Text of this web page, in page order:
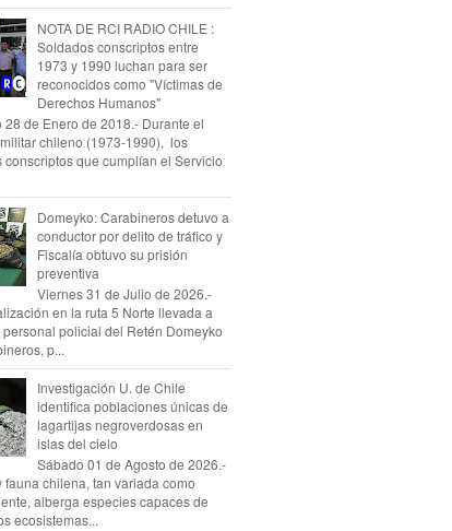
NOTA DE RCI RADIO CHILE :
Soldados conscriptos entre
1973 y 1990 luchan para ser
reconocidos como "Víctimas de
Derechos Humanos"
28 de Enero de 2018.- Durante el
chileno (1973-1990), los
conscriptos que cumplían el Servicio
Domeyko: Carabineros detuvo a
conductor por delito de tráfico y
Fiscalía obtuvo su prisión
preventiva
Viernes 31 de Julio de 2026.-
en la ruta 5 Norte llevada a
policial del Retén Domeyko
p...
Investigación U. de Chile
identifica poblaciones únicas de
lagartijas negroverdosas en
islas del cielo
Sábado 01 de Agosto de 2026.-
fauna chilena, tan variada como
alberga especies capaces de
ecosistemas...